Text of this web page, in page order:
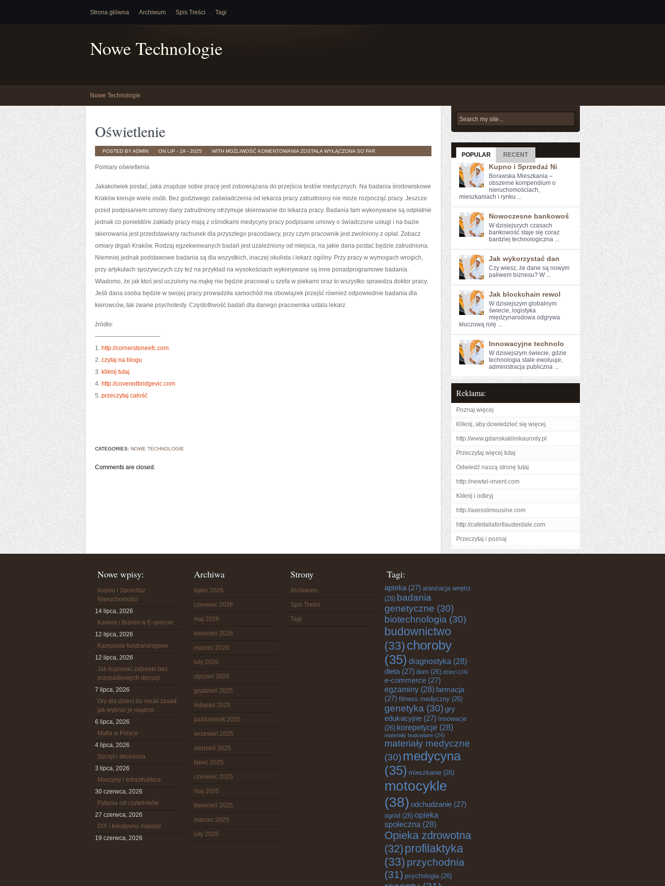
Strona główna Archiwum Spis Treści Tagi
Nowe Technologie
Nowe Technologie
Oświetlenie
POSTED BY ADMIN ON LIP - 19 - 2025 WITH MOŻLIWOŚĆ KOMENTOWANIA OŚWIETLENIE
ZOSTAŁA WYŁĄCZONA SO FAR
Pomiary oświetlenia
Jakakolwiek postać, jaka znajduje sobie pracę jest zobowiązana do przejścia testów medycznych. Na badania środowiskowe
Kraków kieruje wiele osób. Bez godziwego zaświadczenia od lekarza pracy zatrudniony nie może rozpocząć pracy. Jeszcze
przed podpisaniem umowy dany zatrudniony otrzymuje skierowanie do lekarza pracy. Badania tam wykonywane są odpłatnie
jednak co poniektóre zakłady pracy mają z ośrodkami medycyny pracy podpisane umowy o świadczone usługi i na bazie
skierowania jest przedstawiany rachunek dla przyszłego pracodawcy, przy czym pracownik jest zwolniony z opłat. Zobacz
omiary drgań Kraków. Rodzaj egzekwowanych badań jest uzależniony od miejsca, na jakie dana postać będzie zatrudniona.
Niemniej jednak podstawowe badania są dla wszystkich, inaczej okulista i lekarz ogólny. Przy pracy w wymogach wrogich,
przy artykułach spożywczych czy też na przykład na wysokościach wykonywane są inne ponadprogramowe badania.
Wiadomo, że jak ktoś jest uczulony na mąkę nie będzie pracował u szefa w piekarni oraz to wszystko sprawdza doktor pracy.
Jeśli dana osoba będzie w swojej pracy prowadziła samochód ma obowiązek przejść również odpowiednie badania dla
kierowców, tak zwane psychotesty. Częstotliwość badań dla danego pracownika ustala lekarz.
źródło:
———————————
1. http://cornerstoneefc.com
2. czytaj na blogu
3. kliknij tutaj
4. http://coveredbridgevic.com
5. przeczytaj całość
CATEGORIES: NOWE TECHNOLOGIE
Comments are closed.
POPULAR RECENT
Kupno i Sprzedaż Ni
Borawska Mieszkania –
obszerne kompendium o
nieruchomościach,
mieszkaniach i rynku ...
Nowoczesne bankowoś
W dzisiejszych⁤ czasach
bankowość ⁤staje się ‌coraz
bardziej technologiczna ...
Jak wykorzystać dan
Czy wiesz, że dane są nowym
paliwem biznesu? W ...
Jak blockchain rewol
W dzisiejszym globalnym
świecie, logistyka
międzynarodowa odgrywa
kluczową ⁤rolę ...
Innowacyjne technolo
W dzisiejszym świecie, gdzie
technologia stale ewoluuje,
administracja‍ publiczna ...
Reklama:
Poznaj więcej
Kliknij, aby dowiedzieć się więcej
http://www.gdanskaklinikaurody.pl
Przeczytaj więcej tutaj
Odwiedź naszą stronę tutaj
http://newtel-invent.com
Kliknij i odkryj
http://axesslimousine.com
http://cafeitaliafortlauderdale.com
Przeczytaj i poznaj
Nowe wpisy:
Kupno i Sprzedaż
Nieruchomości
14 lipca, 2026
Kariera i Biznes w E-sporcie
12 lipca, 2026
Kampanie fundraisingowe
12 lipca, 2026
Jak kupować zabawki bez
przypadkowych decyzji
7 lipca, 2026
Gry dla dzieci do nauki zasad:
jak wybrać je mądrze
6 lipca, 2026
Mafia w Polsce
4 lipca, 2026
Sprzęt i akcesoria
3 lipca, 2026
Maszyny i Infrastruktura
30 czerwca, 2026
Pytania od czytelników
27 czerwca, 2026
DIY i kreatywny makijaż
19 czerwca, 2026
Archiwa
lipiec 2026
czerwiec 2026
maj 2026
kwiecień 2026
marzec 2026
luty 2026
styczeń 2026
grudzień 2025
listopad 2025
październik 2025
wrzesień 2025
sierpień 2025
lipiec 2025
czerwiec 2025
maj 2025
kwiecień 2025
marzec 2025
luty 2025
Strony
Archiwum
Spis Treści
Tagi
Tagi:
apteka (27) aranżacja wnętrz
(26) badania
genetyczne (30)
biotechnologia (30)
budownictwo
(33)choroby
(35) diagnostyka (28)
dieta (27) dom (26) dzieci (24)
e-commerce (27)
egzaminy (28)farmacja
(27) fitness medyczny (26)
genetyka (30) gry
edukacyjne (27) Innowacje
(26) korepetycje (28)
materiały budowlane (24)
materiały medyczne
(30) medycyna
(35) mieszkanie (26)
motocykle
(38) odchudzanie (27)
ogród (26) opieka
społeczna (28)
Opieka zdrowotna
(32) profilaktyka
(33) przychodnia
(31) psychologia(26)